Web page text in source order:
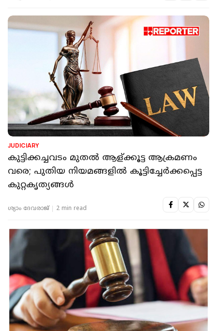
JUDICIARY
കുട്ടിക്കച്ചവടം മുതൽ ആള്ക്കൂട്ട ആക്രമണം
വരെ; പുതിയ നിയമങ്ങളിൽ കൂട്ടിച്ചേർക്കപ്പെട്ട
കുറ്റകൃത്യങ്ങൾ
ശ്യാം ദേവരാജ് 2 min read